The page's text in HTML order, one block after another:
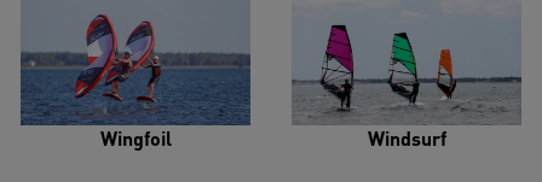
Wingfoil Windsurf